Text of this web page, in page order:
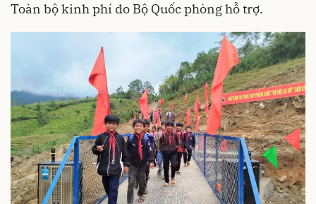
Toàn bộ kinh phí do Bộ Quốc phòng hỗ trợ.